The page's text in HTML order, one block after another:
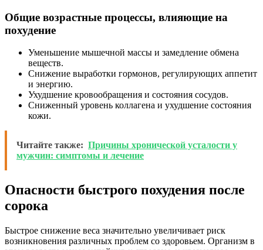
Общие возрастные процессы, влияющие на
похудение
Уменьшение мышечной массы и замедление обмена
веществ.
Снижение выработки гормонов, регулирующих аппетит
и энергию.
Ухудшение кровообращения и состояния сосудов.
Сниженный уровень коллагена и ухудшение состояния
кожи.
Читайте также: Причины хронической усталости у
мужчин: симптомы и лечение
Опасности быстрого похудения после
сорока
Быстрое снижение веса значительно увеличивает риск
возникновения различных проблем со здоровьем. Организм в